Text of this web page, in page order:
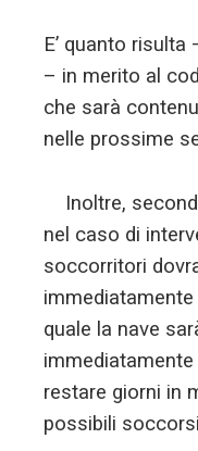
E’ quanto
– in merito al
che sarà
nelle prossime
Inoltre,
nel caso di
soccorritori
quale la nave
restare giorni in
possibili